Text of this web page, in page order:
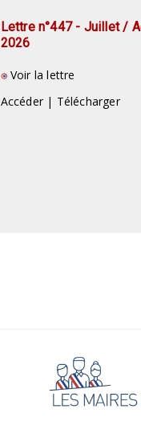
Lettre n°447 - Juillet /
2026
Voir la lettre
Accéder | Télécharger
IntercoActu
Un service de l'AMF
juillet 2026
prône des